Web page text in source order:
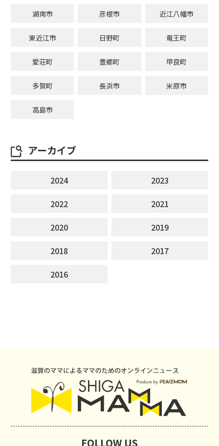
湖南市 彦根市 近江八幡市
東近江市 日野町 竜王町
愛荘町 豊郷町 甲良町
多賀町 長浜市 米原市
高島市
アーカイブ
2024
2023
2022
2021
2020
2019
2018
2017
2016
FOLLOW US